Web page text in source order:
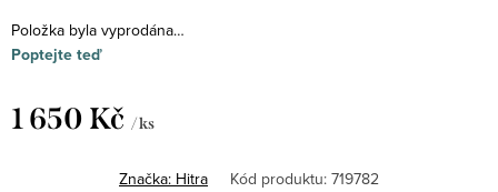
Položka byla vyprodána…
Poptejte teď
1 650 Kč / ks
Značka: Hitra Kód produktu: 719782